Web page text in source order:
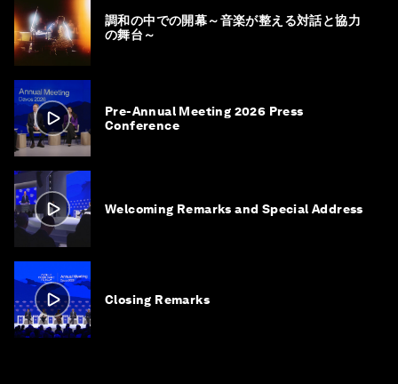
調和の中での開幕～音楽が整える対話と協力
の舞台～
Pre-Annual Meeting 2026 Press
Conference
Welcoming Remarks and Special Address
Closing Remarks